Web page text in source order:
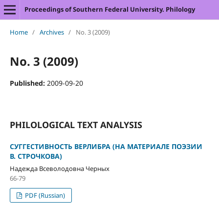
Proceedings of Southern Federal University. Philology
Home / Archives / No. 3 (2009)
No. 3 (2009)
Published: 2009-09-20
PHILOLOGICAL TEXT ANALYSIS
СУГГЕСТИВНОСТЬ ВЕРЛИБРА (НА МАТЕРИАЛЕ ПОЭЗИИ
В. СТРОЧКОВА)
Надежда Всеволодовна Черных
66-79
PDF (Russian)